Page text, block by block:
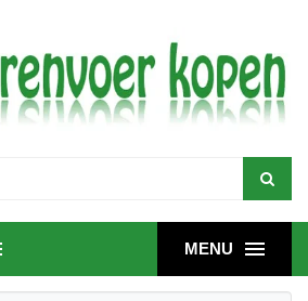
MENU